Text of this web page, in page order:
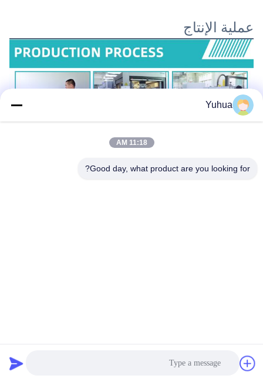
عملية الإنتاج
Yuhua
11:18 AM
Good day, what product are you looking for?